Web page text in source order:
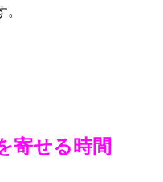
寄せる時間